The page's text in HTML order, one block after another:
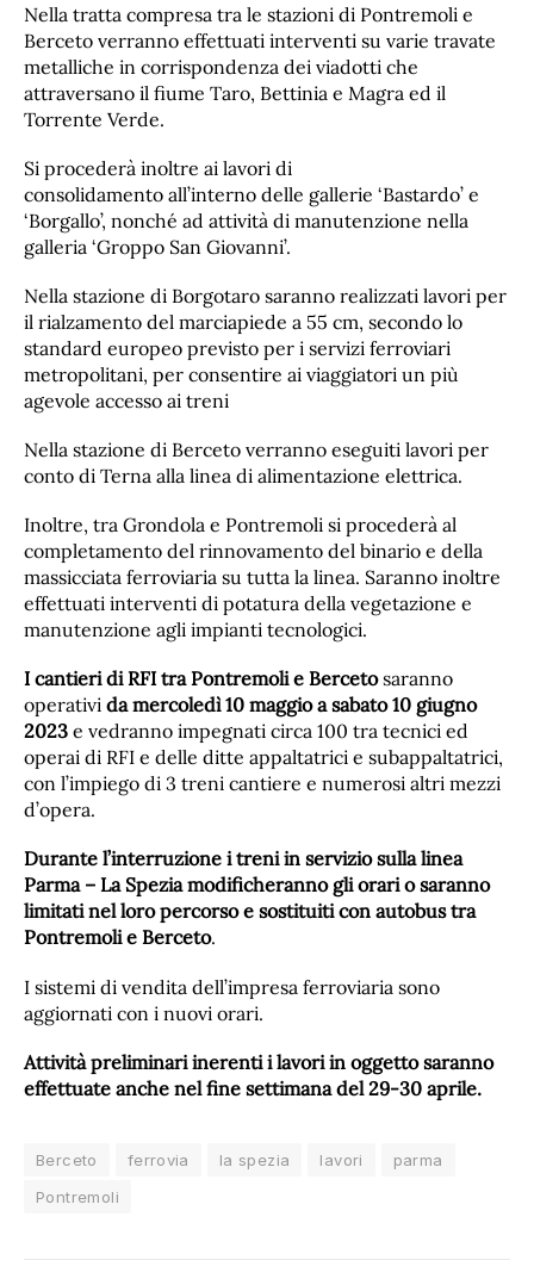
Nella tratta compresa tra le stazioni di Pontremoli e
Berceto verranno effettuati interventi su varie travate
metalliche in corrispondenza dei viadotti che
attraversano il fiume Taro, Bettinia e Magra ed il
Torrente Verde.
Si procederà inoltre ai lavori di
consolidamento all’interno delle gallerie ‘Bastardo’ e
‘Borgallo’, nonché ad attività di manutenzione nella
galleria ‘Groppo San Giovanni’.
Nella stazione di Borgotaro saranno realizzati lavori per
il rialzamento del marciapiede a 55 cm, secondo lo
standard europeo previsto per i servizi ferroviari
metropolitani, per consentire ai viaggiatori un più
agevole accesso ai treni
Nella stazione di Berceto verranno eseguiti lavori per
conto di Terna alla linea di alimentazione elettrica.
Inoltre, tra Grondola e Pontremoli si procederà al
completamento del rinnovamento del binario e della
massicciata ferroviaria su tutta la linea. Saranno inoltre
effettuati interventi di potatura della vegetazione e
manutenzione agli impianti tecnologici.
I cantieri di RFI tra Pontremoli e Bercetosaranno
operativi da mercoledì 10 maggio a sabato 10 giugno
2023 e vedranno impegnati circa 100 tra tecnici ed
operai di RFI e delle ditte appaltatrici e subappaltatrici,
con l’impiego di 3 treni cantiere e numerosi altri mezzi
d’opera.
Durante l’interruzione i treni in servizio sulla linea
Parma – La Spezia modificheranno gli orari o saranno
limitati nel loro percorso e sostituiti con autobus tra
Pontremoli e Berceto.
I sistemi di vendita dell’impresa ferroviaria sono
aggiornati con i nuovi orari.
Attività preliminari inerenti i lavori in oggetto saranno
effettuate anche nel fine settimana del 29-30 aprile.
Berceto ferrovia la spezia lavori
parma
Pontremoli